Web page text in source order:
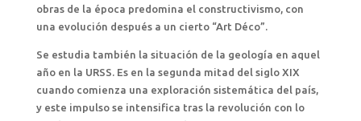
obras de la época predomina el constructivismo, con
una evolución después a un cierto “Art Déco”.
Se estudia también la situación de la geología en aquel
año en la URSS. Es en la segunda mitad del siglo XIX
cuando comienza una exploración sistemática del país,
y este impulso se intensifica tras la revolución con lo